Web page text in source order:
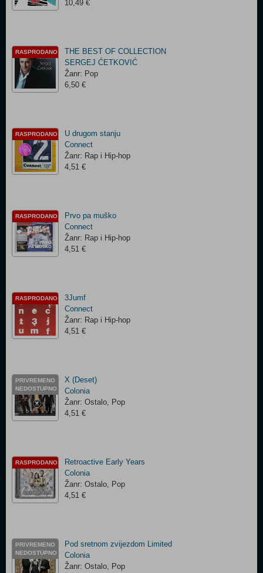
10,49 €
RASPRODANO
THE BEST OF COLLECTION
SERGEJ ĆETKOVIĆ
Žanr: Pop
6,50 €
RASPRODANO
U drugom stanju
Connect
Žanr: Rap i Hip-hop
4,51 €
RASPRODANO
Prvo pa muško
Connect
Žanr: Rap i Hip-hop
4,51 €
RASPRODANO
3Jumf
Connect
Žanr: Rap i Hip-hop
4,51 €
PRIVREMENO
NEDOSTUPNO
X (Deset)
Colonia
Žanr: Ostalo, Pop
4,51 €
RASPRODANO
Retroactive Early Years
Colonia
Žanr: Ostalo, Pop
4,51 €
PRIVREMENO
NEDOSTUPNO
Pod sretnom zvijezdom Limited
Colonia
Žanr: Ostalo, Pop